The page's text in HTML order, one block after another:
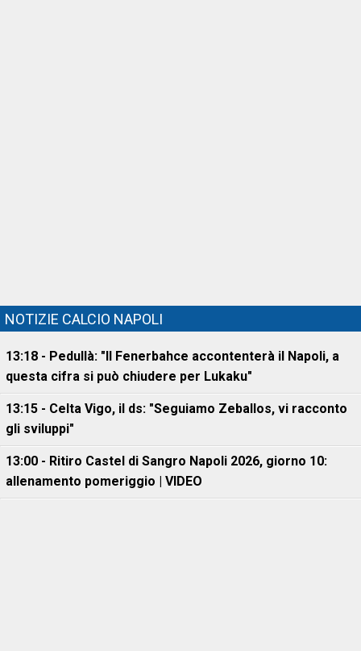
NOTIZIE CALCIO NAPOLI
13:18 - Pedullà: "Il Fenerbahce accontenterà il Napoli, a
questa cifra si può chiudere per Lukaku"
13:15 - Celta Vigo, il ds: "Seguiamo Zeballos, vi racconto
gli sviluppi"
13:00 - Ritiro Castel di Sangro Napoli 2026, giorno 10:
allenamento pomeriggio | VIDEO